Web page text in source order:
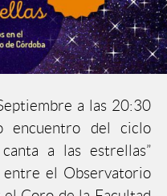
a las 20:30
encuentro del ciclo
a las estrellas”
entre el Observatorio